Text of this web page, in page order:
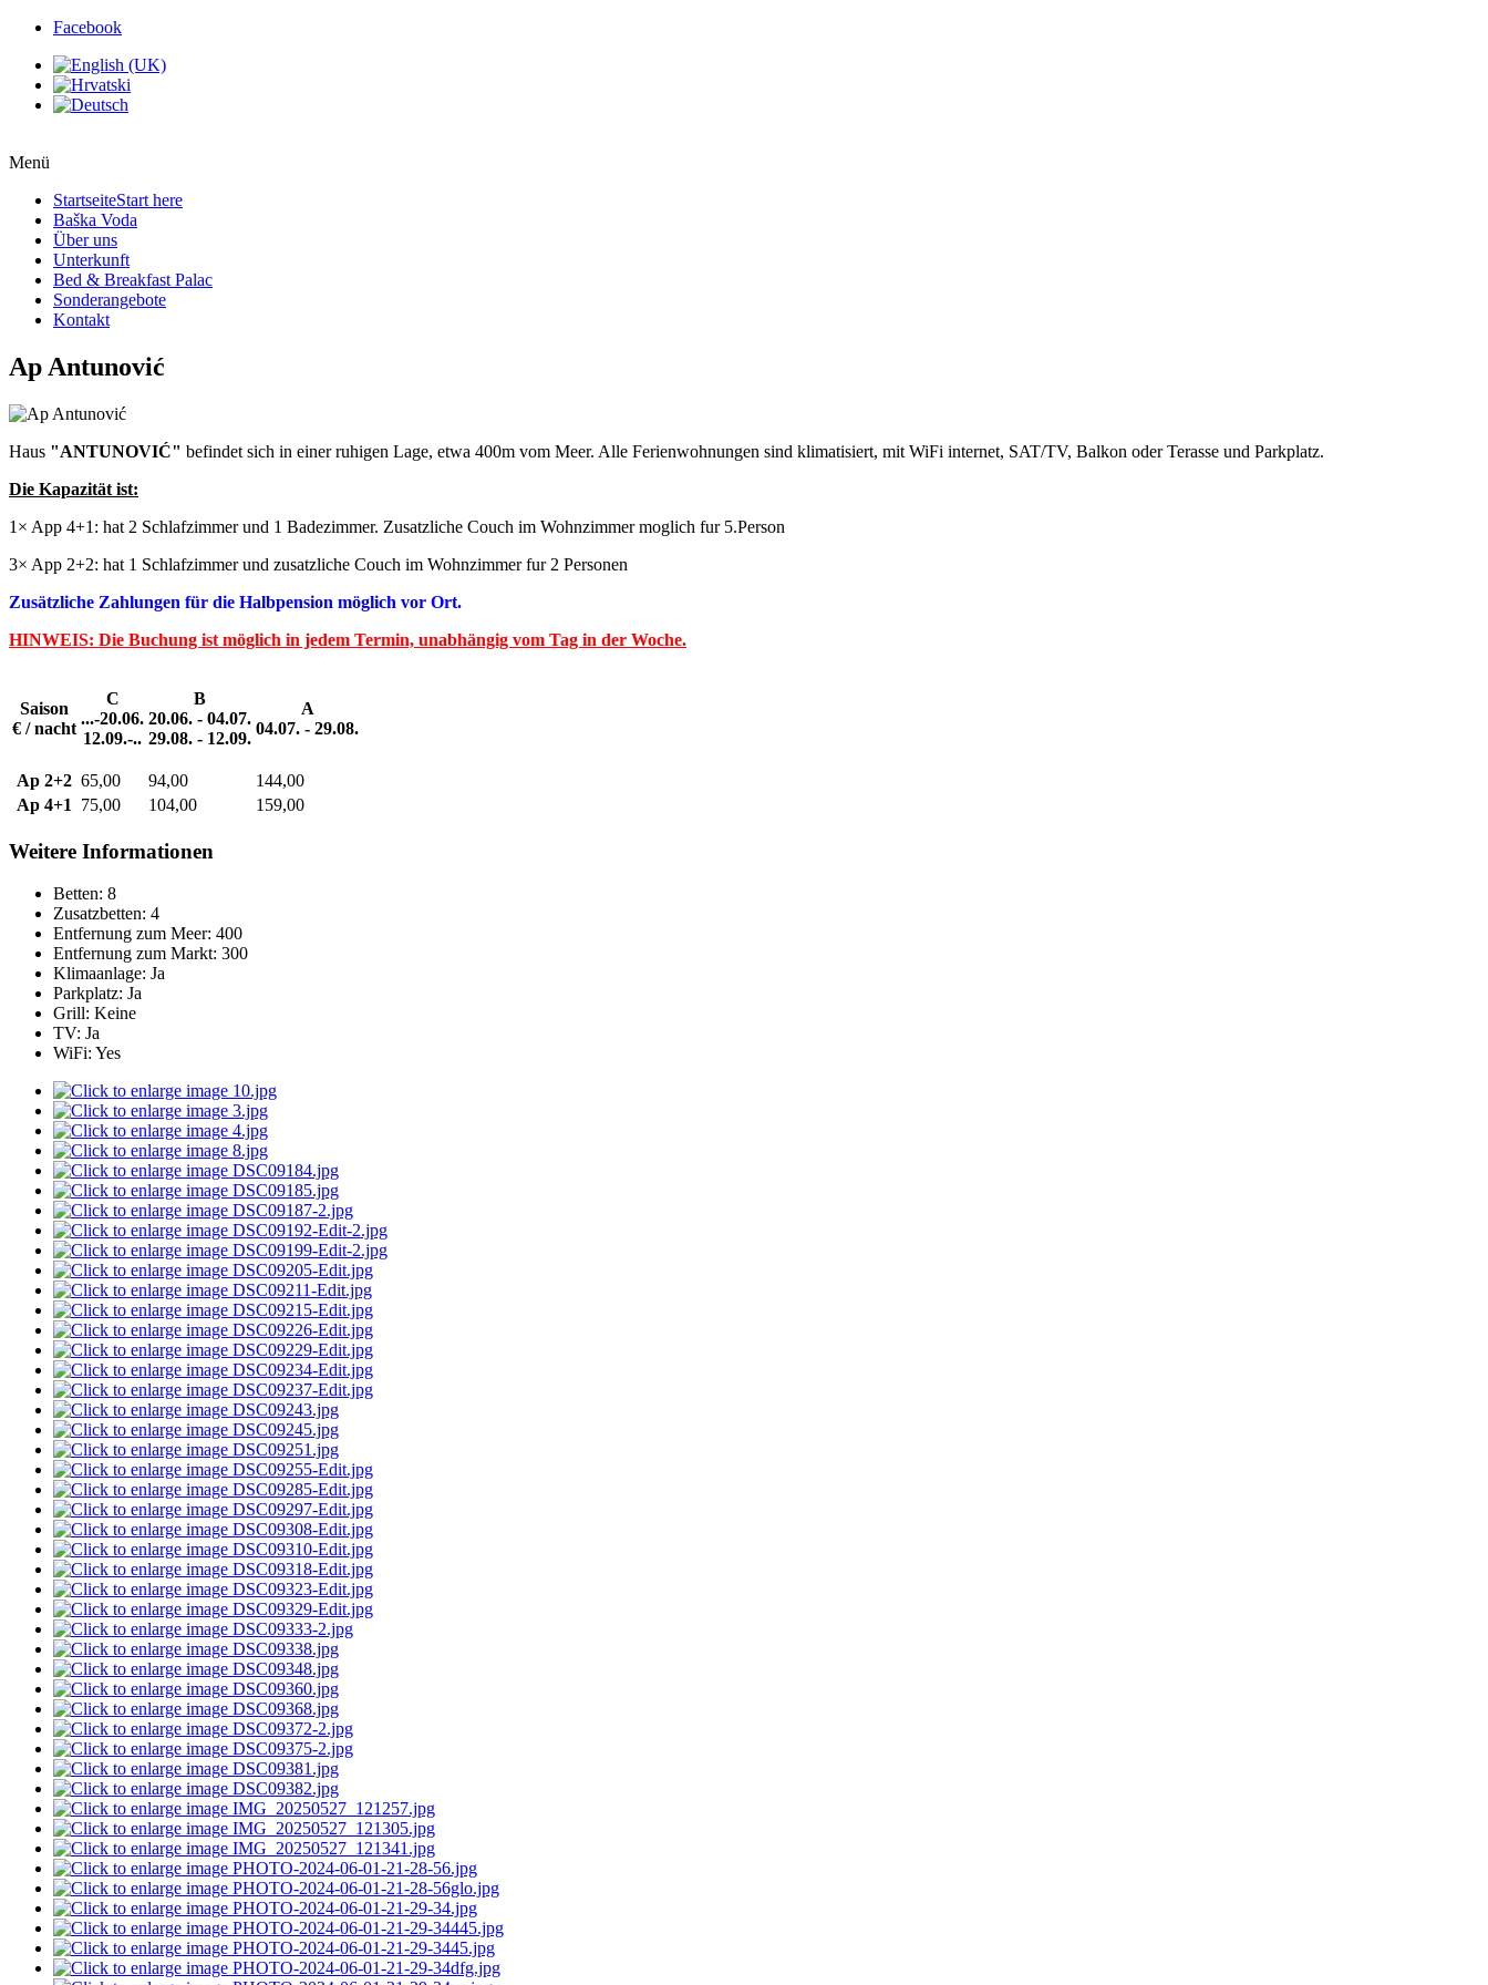
Facebook
Menü
StartseiteStart here
Baška Voda
Über uns
Unterkunft
Bed & Breakfast Palac
Sonderangebote
Kontakt
Ap Antunović
Haus "ANTUNOVIĆ" befindet sich in einer ruhigen Lage, etwa 400m vom Meer. Alle Ferienwohnungen sind klimatisiert, mit WiFi internet, SAT/TV, Balkon oder Terasse und Parkplatz.
Die Kapazität ist:
1× App 4+1: hat 2 Schlafzimmer und 1 Badezimmer. Zusatzliche Couch im Wohnzimmer moglich fur 5.Person
3× App 2+2: hat 1 Schlafzimmer und zusatzliche Couch im Wohnzimmer fur 2 Personen
Zusätzliche Zahlungen für die Halbpension möglich vor Ort.
HINWEIS: Die Buchung ist möglich in jedem Termin, unabhängig vom Tag in der Woche.
Saison
€ / nacht
C
...-20.06.
12.09.-..
B
20.06. - 04.07.
29.08. - 12.09.
A
04.07. - 29.08.
Ap 2+2 65,00 94,00
144,00
Ap 4+1
75,00 104,00 159,00
Weitere Informationen
Betten: 8
Zusatzbetten: 4
Entfernung zum Meer: 400
Entfernung zum Markt: 300
Klimaanlage: Ja
Parkplatz: Ja
Grill: Keine
TV: Ja
WiFi: Yes